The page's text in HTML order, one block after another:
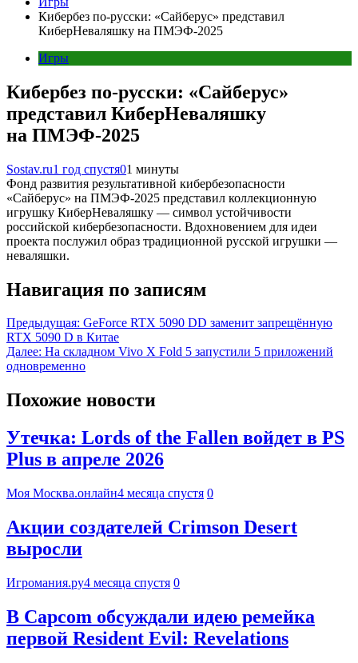
Кибербез по-русски: «Сайберус» представил
КиберНеваляшку на ПМЭФ-2025
Игры
Кибербез по-русски: «Сайберус»
представил КиберНеваляшку
на ПМЭФ-2025
Sostav.ru1 год спустя01 минуты
Фонд развития результативной кибербезопасности
«Сайберус» на ПМЭФ-2025 представил коллекционную
игрушку КиберНеваляшку — символ устойчивости
российской кибербезопасности. Вдохновением для идеи
проекта послужил образ традиционной русской игрушки —
неваляшки.
Навигация по записям
Предыдущая: GeForce RTX 5090 DD заменит запрещённую
RTX 5090 D в Китае
Далее: На складном ​​Vivo X Fold 5 запустили 5 приложений
одновременно
Похожие новости
Утечка: Lords of the Fallen войдет в PS
Plus в апреле 2026
Моя Москва.онлайн4 месяца спустя 0
Акции создателей Crimson Desert
выросли
Игромания.ру4 месяца спустя 0
В Capcom обсуждали идею ремейка
первой Resident Evil: Revelations